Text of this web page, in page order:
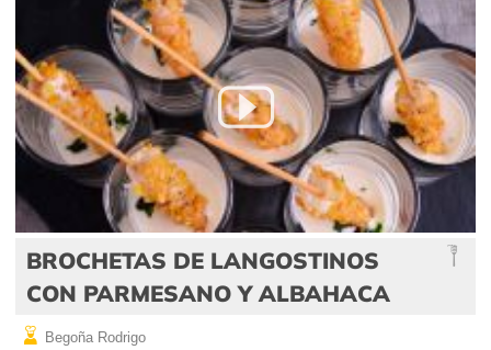
BROCHETAS DE LANGOSTINOS
CON PARMESANO Y ALBAHACA
Begoña Rodrigo